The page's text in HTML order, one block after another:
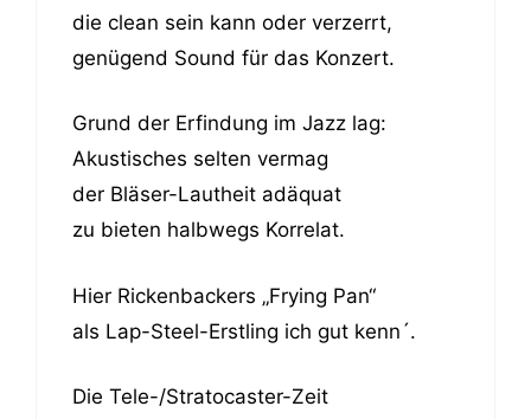
die clean sein kann oder verzerrt,
genügend Sound für das Konzert.
Grund der Erfindung im Jazz lag:
Akustisches selten vermag
der Bläser-Lautheit adäquat
zu bieten halbwegs Korrelat.
Hier Rickenbackers „Frying Pan“
als Lap-Steel-Erstling ich gut kenn´.
Die Tele-/Stratocaster-Zeit